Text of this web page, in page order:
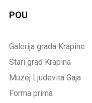
POU
Galerija grada Krapine
Stari grad Krapina
Muzej Ljudevita Gaja
Forma prima